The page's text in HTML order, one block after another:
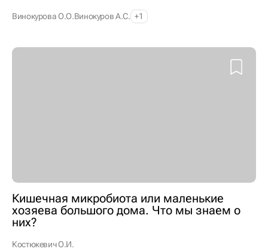
Винокурова О.О.Винокуров А.С. +1
Кишечная микробиота или маленькие
хозяева большого дома. Что мы знаем о
них?
Костюкевич О.И.